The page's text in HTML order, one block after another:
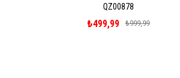
QZ00878
₺499,99 ₺999,99